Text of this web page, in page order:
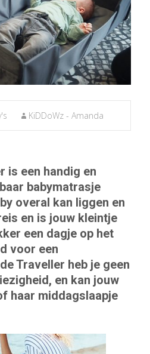
KiDDoWz - Amanda
is een handig en
babymatrasje
overal kan liggen en
en is jouw kleintje
een dagje op het
voor een
Traveller heb je geen
en kan jouw
haar middagslaapje